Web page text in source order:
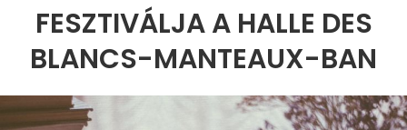
FESZTIVÁLJA A HALLE DES
BLANCS-MANTEAUX-BAN